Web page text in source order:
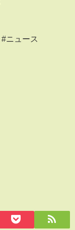
ュース